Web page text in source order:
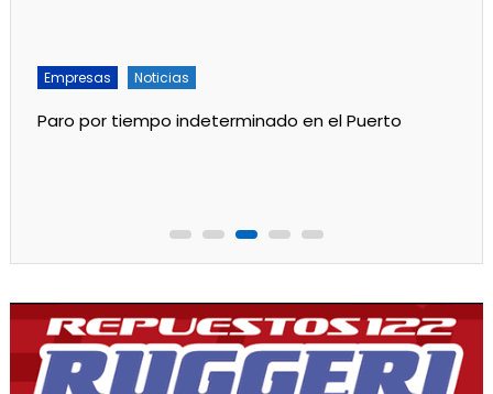
Empresas Noticias
Paro por tiempo indeterminado en el Puerto